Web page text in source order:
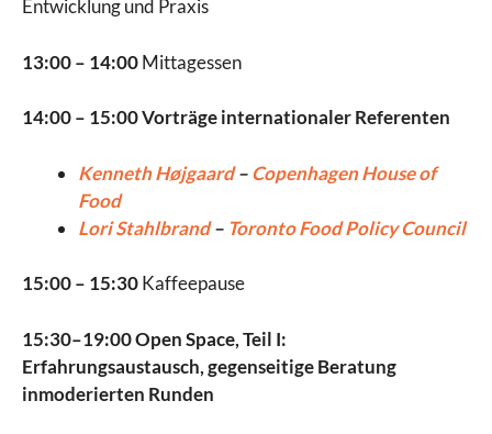
Entwicklung und Praxis
13:00– 14:00Mittagessen
14:00 – 15:00 Vorträge internationaler Referenten
Kenneth Højgaard–Copenhagen House of
Food
Lori Stahlbrand– Toronto Food Policy Council
15:00– 15:30Kaffeepause
15:30–19:00 Open Space, Teil I:
Erfahrungsaustausch, gegenseitige Beratung
inmoderierten Runden